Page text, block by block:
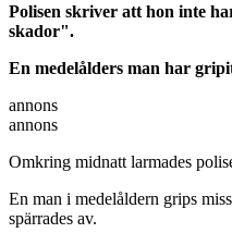
Polisen skriver att hon inte
skador".
En medelålders man har
annons
annons
Omkring midnatt larmades
En man i medelåldern grips
spärrades av.